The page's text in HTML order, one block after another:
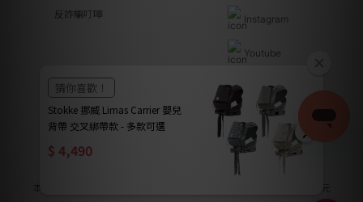
反詐騙叮嚀
Instagram
Youtube
Line@
優迪國際股份有限公司 | YODEE INTERNATIONAL CO., LTD